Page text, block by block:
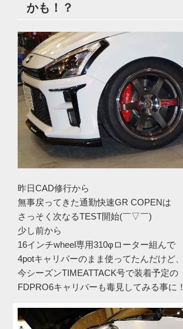
かも！？
昨日CAD修行から
無事戻ってきた通勤快速GR COPENは
さっそく次なるTEST開始(￣▽￣)
少し前から
16インチwheel専用310φローター組んで
4potキャリパーのまま使ってたんだけど、
今シーズンTIMEATTACK号で装着予定の
FDPRO6キャリパーも毒見してみる事に！